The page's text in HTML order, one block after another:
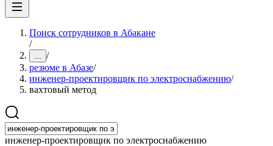
Поиск сотрудников в Абакане
/
... /
резюме в Абазе/
инженер-проектировщик по электроснабжению/
вахтовый метод
инженер-проектировщик по электроснабжению